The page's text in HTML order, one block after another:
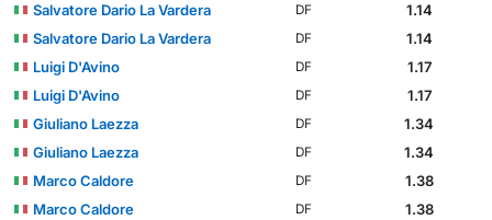
Salvatore Dario La Vardera
DF
1.14
Salvatore Dario La Vardera
DF
1.14
Luigi D'Avino
DF
1.17
Luigi D'Avino
DF
1.17
Giuliano Laezza
DF
1.34
Giuliano Laezza
DF
1.34
Marco Caldore
DF
1.38
Marco Caldore
DF
1.38